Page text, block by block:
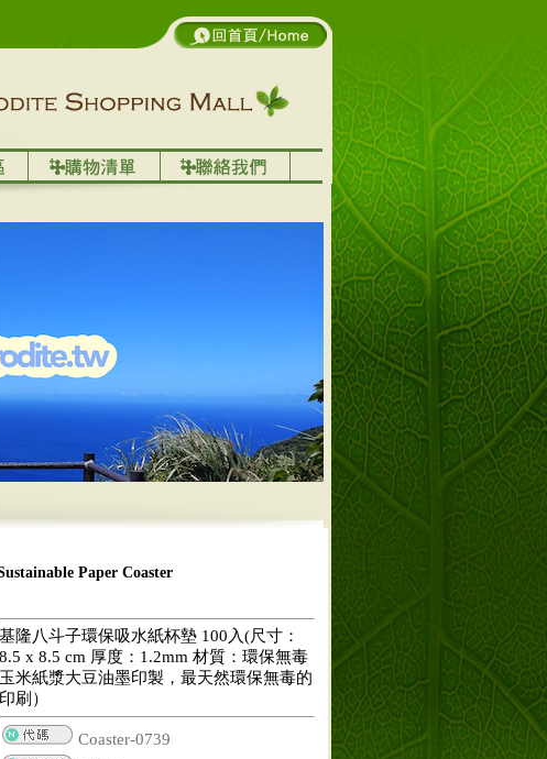
Paper Coaster
基隆八斗子環保吸水紙杯墊 100入(尺寸：
8.5 x 8.5 cm 厚度：1.2mm 材質：環保無毒
玉米紙漿大豆油墨印製，最天然環保無毒的
印刷）
Coaster-0739